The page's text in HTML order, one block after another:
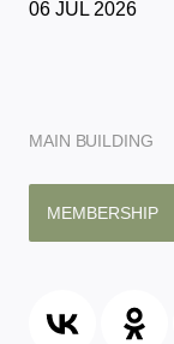
06 JUL 2026
MAIN BUILDING
MEMBERSHIP